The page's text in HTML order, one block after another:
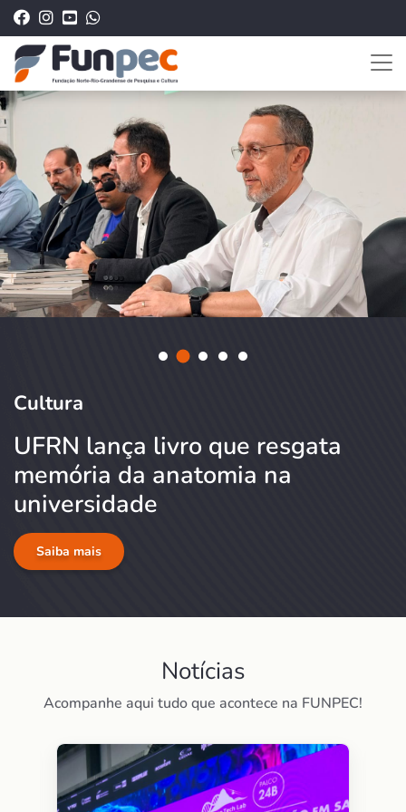
Cultura
UFRN lança livro que resgata
memória da anatomia na
universidade
Saiba mais
Notícias
Acompanhe aqui tudo que acontece na FUNPEC!